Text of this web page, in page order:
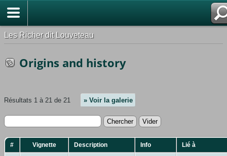
Les Richer dit Louveteau
Origins and history
Résultats 1 à 21 de 21 » Voir la galerie
# Vignette Description Info Lié à